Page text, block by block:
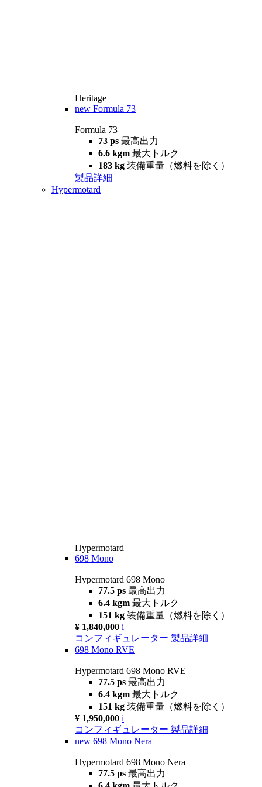
Heritage
new Formula 73
Formula 73
73 ps 最高出力
6.6 kgm 最大トルク
183 kg 装備重量（燃料を除く）
製品詳細
Hypermotard
Hypermotard
698 Mono
Hypermotard 698 Mono
77.5 ps 最高出力
6.4 kgm 最大トルク
151 kg 装備重量（燃料を除く）
¥ 1,840,000 i
コンフィギュレーター 製品詳細
698 Mono RVE
Hypermotard 698 Mono RVE
77.5 ps 最高出力
6.4 kgm 最大トルク
151 kg 装備重量（燃料を除く）
¥ 1,950,000 i
コンフィギュレーター 製品詳細
new 698 Mono Nera
Hypermotard 698 Mono Nera
77.5 ps 最高出力